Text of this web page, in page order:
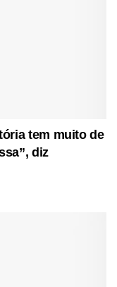
tem muito de
diz